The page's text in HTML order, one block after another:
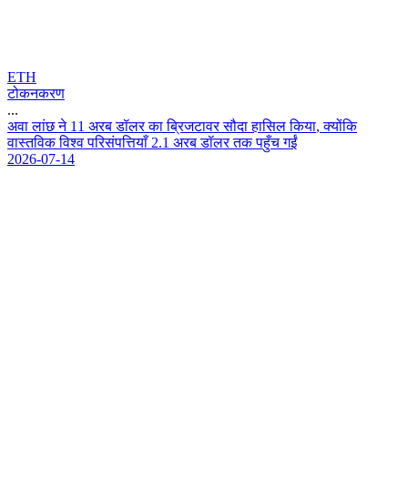
ETH
टोकनकरण
...
अव लछ न 1 1 अरब डलर क बजटवर सद हसल कय, कयक
वसतवक वशव परसपतय 2.1 अरब डलर तक पहच गई
2026-07-14